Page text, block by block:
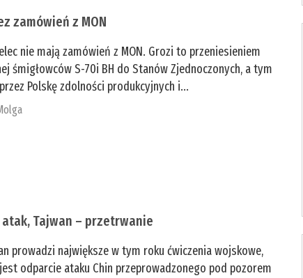
zamówień z MON
nie mają zamówień z MON. Grozi to przeniesieniem
śmigłowców S-70i BH do Stanów Zjednoczonych, a tym
Polskę zdolności produkcyjnych i...
atak, Tajwan – przetrwanie
prowadzi największe w tym roku ćwiczenia wojskowe,
odparcie ataku Chin przeprowadzonego pod pozorem